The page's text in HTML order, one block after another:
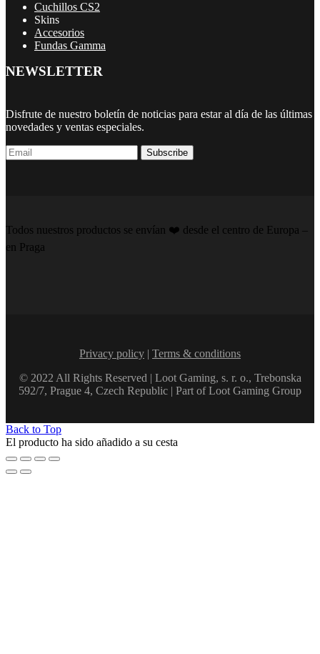
Cuchillos CS2
Skins
Accesorios
Fundas Gamma
NEWSLETTER
Disfrute de nuestro boletín de noticias para estar al día de las últimas
novedades y ventas especiales.
Subscribe
Todos nuestros productos se envían ❤️️ desde el centro de Europa –
en Praga
Privacy policy | Terms & conditions
© 2022 All Rights Reserved | Loot Gaming, s. r. o., Trebonska
592/7, Prague 4, Czech Republic | Part of Loot Gaming Group
Back to Top
El producto ha sido añadido a su cesta